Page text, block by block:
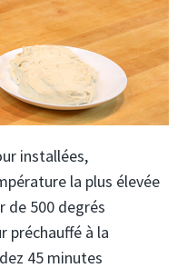
installées,
la plus élevée
de 500 degrés
préchauffé à la
45 minutes